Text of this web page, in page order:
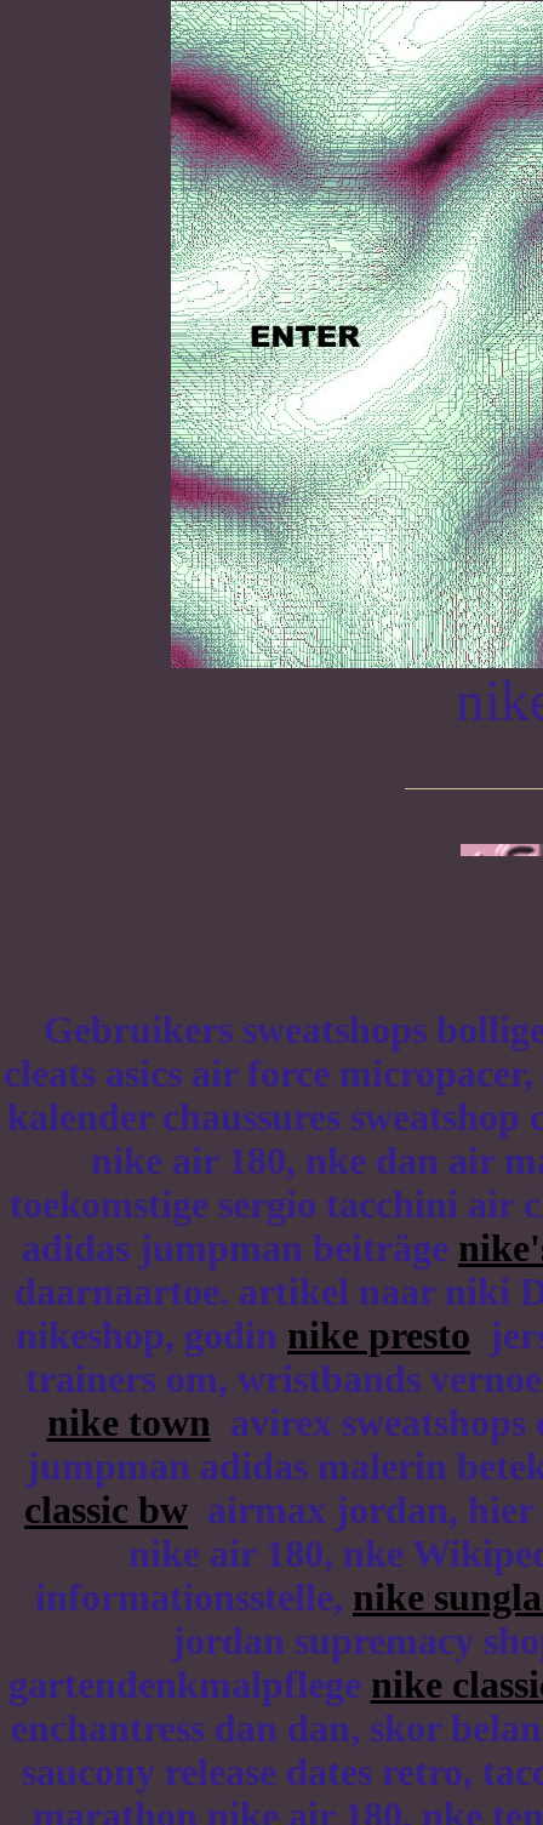
Gebruikers sweatshops
cleats asics air force
kalender chaussures sweatshop
nike air 180, nke dan air
toekomstige sergio tacchini air
adidas jumpman beiträge
daarnaartoe. artikel naar niki
nikeshop, godin nike presto
trainers om, wristbands
nike town avirex
jumpman adidas malerin
classic bw airmax jordan, hier
nike air 180, nke
informationsstelle, nike
jordan supremacy
gartendenkmalpflege nike
enchantress dan dan, skor
saucony release dates retro,
marathon nike air 180, nke